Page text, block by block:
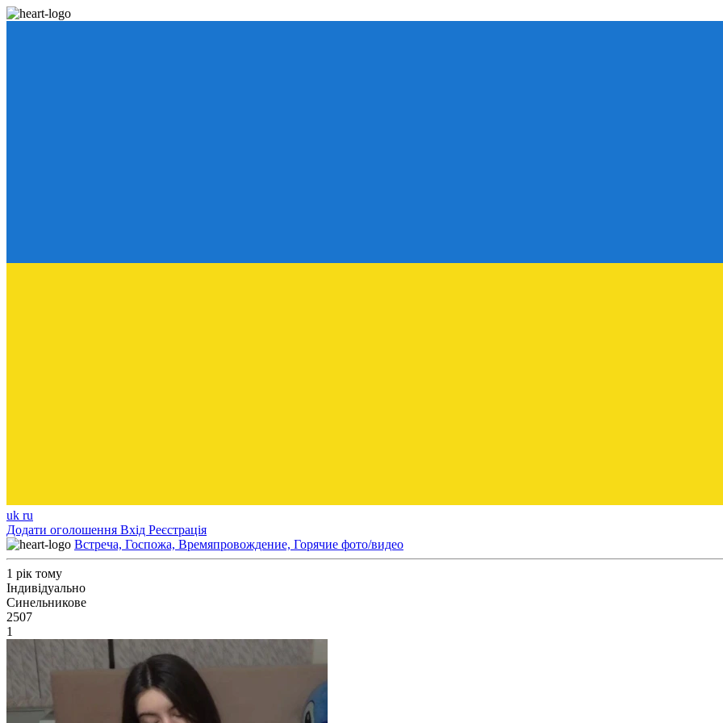
uk ru
Додати оголошення Вхід Реєстрація
Встреча, Госпожа, Времяпровождение, Горячие фото/видео
1 рік тому
Індивідуально
Синельникове
2507
1